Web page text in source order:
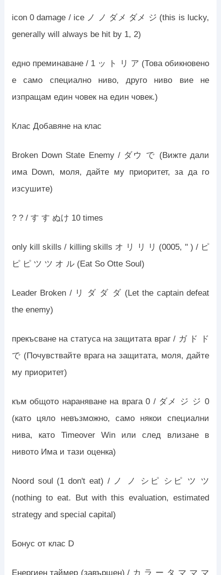
icon 0 damage / ice ノ ノ ダメ ダメ ジ (this is lucky,
generally will always be hit by 1, 2)
едно преминаване / 1 ッ ト リ ア (Това обикновено
е само специално ниво, друго ниво вие не
изпращам един човек на един човек.)
Клас Добавяне на клас
Broken Down State Enemy / ダウ で (Вижте дали
има Down, моля, дайте му приоритет, за да го
изсушите)
? ? / す す ぬけ 10 times
only kill skills / killing skills オ リ リ リ (0005, " ) / ピ
ピ ピ ツ ツ オ ル (Eat So Otte Soul)
Leader Broken / リ ダ ダ ダ (Let the captain defeat
the enemy)
прекъсване на статуса на защитата враг / ガ ド ド
で (Почувствайте врага на защитата, моля, дайте
му приоритет)
към общото нараняване на врага 0 / ダメ ジ ジ 0
(като цяло невъзможно, само някои специални
нива, като Timeover Win или след влизане в
нивото Има и тази оценка)
Noord soul (1 don't eat) / ノ ノ シピ シピ ツ ツ
(nothing to eat. But with this evaluation, estimated
strategy and special capital)
Бонус от клас D
Енергиен таймер (завършен) / カ ラ ー タ マ マ マ